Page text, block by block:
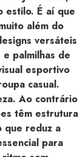
estilo. É aí que
além do
versáteis
palmilhas de
esportivo
casual.
Ao contrário
têm estrutura
que reduz a
para